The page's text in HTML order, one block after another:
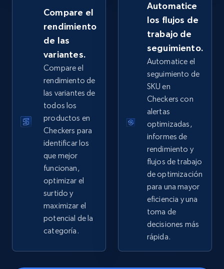
Comenzar ahora
Home Depot US
URL, Domain, Country code, Model number,
Sku, Product id, Product name, Manufacturer,
and more.
2.1K+ 355+ Comenzar ahora
Home Depot US - Gather data on products
using specified keywords
URL, Domain, Country code, Model number,
Sku, Product id, Product name, Manufacturer,
and more.
Compare el
rendimiento
de las
variantes.
Compare el
rendimiento de
las variantes de
todos los
productos en
Checkers para
identificar los
que mejor
funcionan,
optimizar el
surtido y
maximizar el
potencial de la
categoría.
Automatice
los flujos de
trabajo de
seguimiento.
Automatice el
seguimiento de
SKU en
Checkers con
alertas
optimizadas,
informes de
rendimiento y
flujos de trabajo
de optimización
para una mayor
eficiencia y una
toma de
decisiones más
rápida.